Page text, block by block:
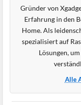
Gründer von
Erfahrung in den
Home. Als
spezialisiert auf
Lösungen,
Alle